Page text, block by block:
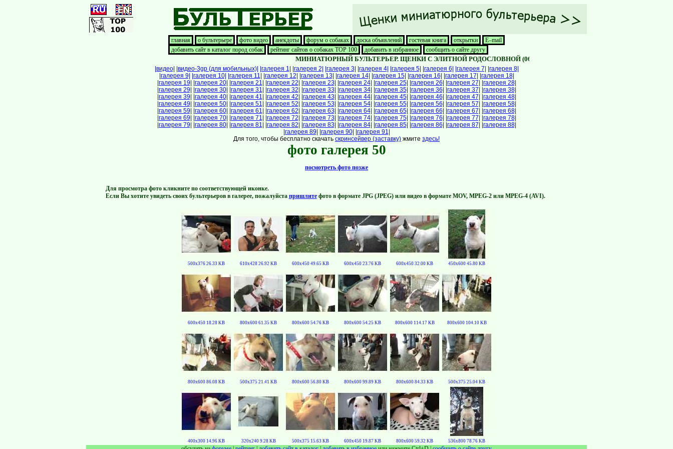
главная о бультерьере фото видео анекдоты форум о собаках доска объявлений гостевая книга открытки
E–mail
добавить сайт в каталог пород собак
рейтинг сайтов о собаках TOP 100 добавить в избранное сообщить о сайте другу
МИНИАТЮРНЫЙ БУЛЬТЕРЬЕР. ЩЕНКИ С ЭЛИТНОЙ РОДОСЛОВНОЙ (066) 10-70-260
|видео| |видео-3gp (для мобильных)| |галерея 1| |галерея 2| |галерея 3| |галерея 4| |галерея 5| |галерея 6| |галерея 7|
|галерея 8|
|галерея 9|
|галерея 10| |галерея 11| |галерея 12| |галерея 13| |галерея 14| |галерея 15| |галерея 16| |галерея 17|
|галерея 18|
|галерея 19|
|галерея 20| |галерея 21| |галерея 22| |галерея 23| |галерея 24| |галерея 25| |галерея 26| |галерея 27|
|галерея 28|
|галерея 29|
|галерея 30| |галерея 31| |галерея 32| |галерея 33| |галерея 34| |галерея 35| |галерея 36| |галерея 37|
|галерея 38|
|галерея 39|
|галерея 40| |галерея 41| |галерея 42| |галерея 43| |галерея 44| |галерея 45| |галерея 46| |галерея 47|
|галерея 48|
|галерея 49|
|галерея 50| |галерея 51| |галерея 52| |галерея 53| |галерея 54| |галерея 55| |галерея 56| |галерея 57|
|галерея 58|
|галерея 59|
|галерея 60| |галерея 61| |галерея 62| |галерея 63| |галерея 64| |галерея 65| |галерея 66| |галерея 67|
|галерея 68|
|галерея 69|
|галерея 70| |галерея 71| |галерея 72| |галерея 73| |галерея 74| |галерея 75| |галерея 76| |галерея 77|
|галерея 78|
|галерея 79|
|галерея 80| |галерея 81| |галерея 82| |галерея 83| |галерея 84| |галерея 85| |галерея 86| |галерея 87|
|галерея 88|
|галерея 89|
|галерея 90|
|галерея 91|
Для того, чтобы бесплатно скачать скринсейвер (заставку) жмите здесь!
фото галерея 50
посмотреть фото позже
Для просмотра фото кликните по соответствующей иконке.
Если Вы хотите увидеть своих бультерьеров в галерее, пожалуйста пришлитефото в формате JPG (JPEG) или видео в формате MOV, MPEG-2 или MPEG-4 (AVI).
500x376 26.33 KB 610x428 26.92 KB 600x450 49.65 KB 600x450 23.76 KB 600x450 32.00 KB 450x600 45.80 KB
600x450 18.28 KB 800x600 61.35 KB 800x600 54.76 KB 800x600 54.25 KB 800x600 114.17 KB 800x600 104.10 KB
800x600 86.08 KB 500x375 21.41 KB 800x600 56.80 KB 800x600 99.89 KB 800x600 84.33 KB 500x375 25.04 KB
400x300 14.96 KB 320x240 9.28 KB 500x375 15.63 KB 600x450 19.87 KB 800x600 59.32 KB 536x800 78.76 KB